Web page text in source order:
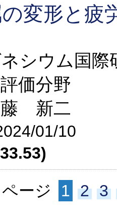
変形と疲
シウム国際
価分野
藤 新二
01/10
ページ 1 2 3